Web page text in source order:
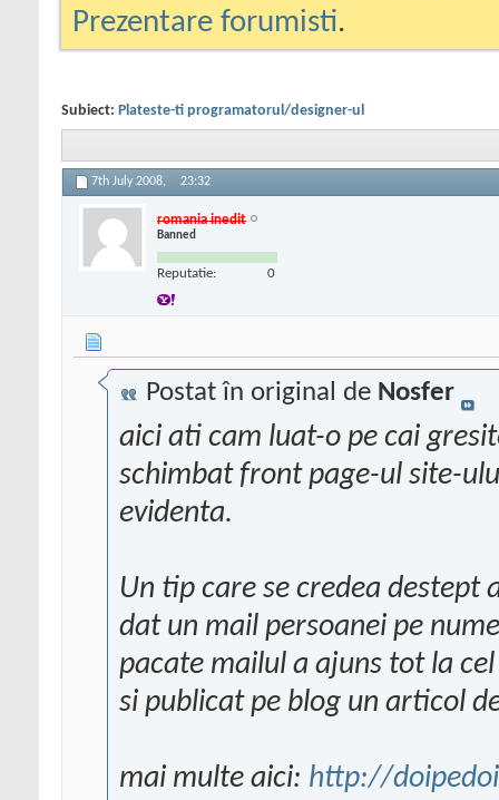
Prezentare forumisti.
Subiect: Plateste-ti programatorul/designer-ul
7th July 2008, 23:32
romania inedit
Banned
Reputatie: 0
Postat în original de Nosfer
aici ati cam luat-o pe cai
schimbat front page-ul site-
evidenta.
Un tip care se credea
dat un mail persoanei pe
pacate mailul a ajuns tot la
si publicat pe blog un articol
mai multe aici: http://